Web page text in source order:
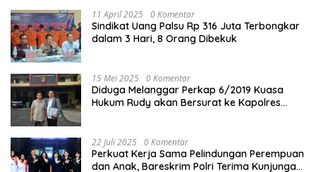
11 April 2025 0 Komentar
Sindikat Uang Palsu Rp 316 Juta Terbongkar
dalam 3 Hari, 8 Orang Dibekuk
15 Mei 2025 0 Komentar
Diduga Melanggar Perkap 6/2019 Kuasa
Hukum Rudy akan Bersurat ke Kapolres
22 Juli 2025 0 Komentar
Perkuat Kerja Sama Pelindungan Perempuan
dan Anak, Bareskrim Polri Terima Kunjungan